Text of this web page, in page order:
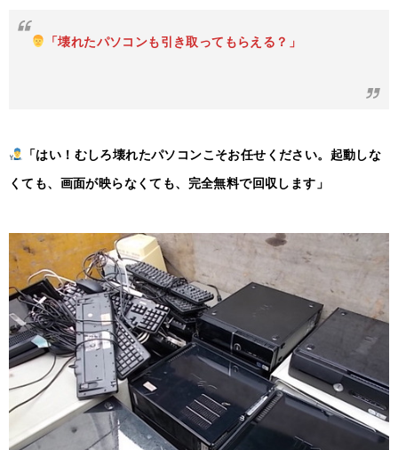
「壊れたパソコンも引き取ってもらえる？」
「はい！むしろ壊れたパソコンこそお任せください。起動しな
くても、画面が映らなくても、完全無料で回収します」